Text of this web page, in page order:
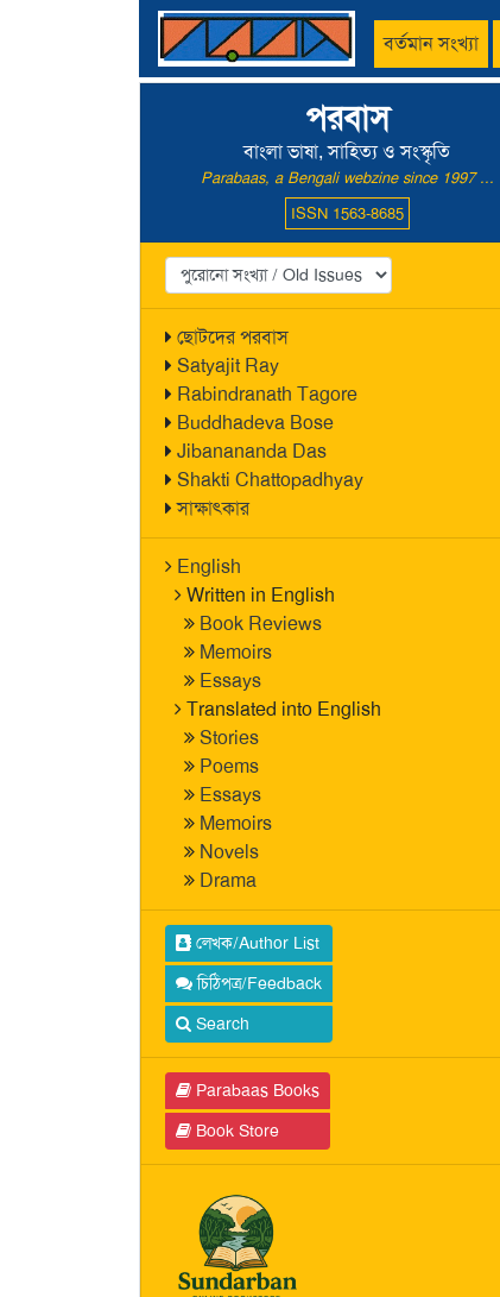
বর্তমান সংখ্যা
পরবাস
বাংলা ভাষা, সাহিত্য ও সংস্কৃতি
Parabaas, a Bengali webzine since 1997 ...
ISSN 1563-8685
ছোটদের পরবাস
Satyajit Ray
Rabindranath Tagore
Buddhadeva Bose
Jibanananda Das
Shakti Chattopadhyay
সাক্ষাৎকার
English
Written in English
Book Reviews
Memoirs
Essays
Translated into English
Stories
Poems
Essays
Memoirs
Novels
Drama
লেখক/Author List
চিঠিপত্র/Feedback
Search
Parabaas Books
Book Store